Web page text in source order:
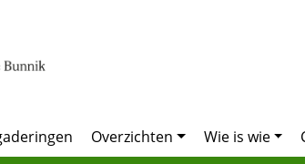
Overzichten Wie is wie